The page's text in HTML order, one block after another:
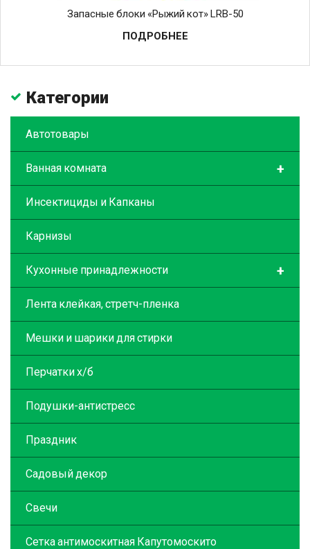
Запасные блоки «Рыжий кот» LRB-50
ПОДРОБНЕЕ
Категории
Автотовары
+
Ванная комната
Инсектициды и Капканы
Карнизы
+
Кухонные принадлежности
Лента клейкая, стретч-пленка
Мешки и шарики для стирки
Перчатки х/б
Подушки-антистресс
Праздник
Садовый декор
Свечи
Сетка антимоскитная Капутомоскито